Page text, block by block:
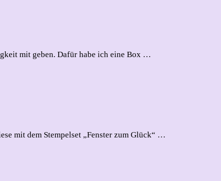
mit geben. Dafür habe ich eine Box …
mit dem Stempelset „Fenster zum Glück“ …